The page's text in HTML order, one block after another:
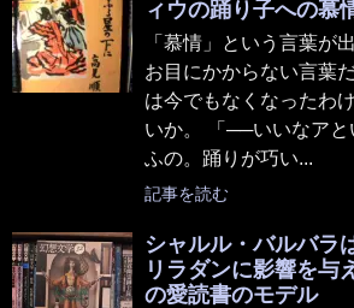
ィウの踊り子への慕
「慕情」という言葉が
お目にかからない言葉
は今でもなくなったわ
いか。 「──いいなアと
ふの。踊りが巧い...
記事を読む
シャルル・バルバラ
リラダンに影響を与
の愛読書のモデル